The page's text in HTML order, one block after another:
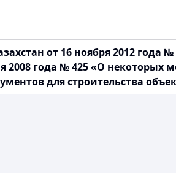
от 16 ноября 2012
2008 года № 425 «О
для строительства